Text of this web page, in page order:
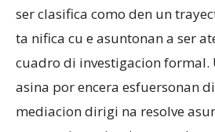
ser clasifica como den un
ta nifica cu e asuntonan a ser
cuadro di investigacion formal.
asina por encera esfuersonan
mediacion dirigi na resolve